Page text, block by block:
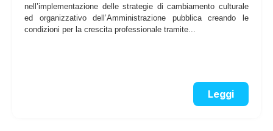
nell’implementazione delle strategie di cambiamento culturale
ed organizzativo dell’Amministrazione pubblica creando le
condizioni per la crescita professionale tramite...
Leggi